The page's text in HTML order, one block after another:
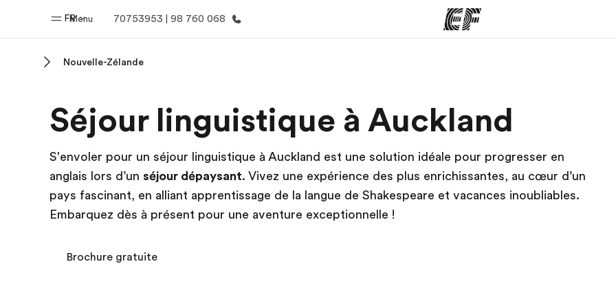
Menu
FR 70753953 | 98 760 068
Bienvenue chez EF Nos offres Trouver un bureau
Nouvelle-Zélande
Séjour linguistique à Auckland
S'envoler pour un séjour linguistique à Auckland est une solution idéale pour progresser en
anglais lors d’un séjour dépaysant. Vivez une expérience des plus enrichissantes, au cœur d’un
pays fascinant, en alliant apprentissage de la langue de Shakespeare et vacances inoubliables.
Embarquez dès à présent pour une aventure exceptionnelle !
Brochure gratuite